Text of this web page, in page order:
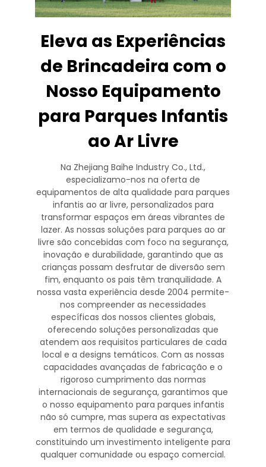
Eleva as Experiências
de Brincadeira com o
Nosso Equipamento
para Parques Infantis
ao Ar Livre
Na Zhejiang Baihe Industry Co., Ltd.,
especializamo-nos na oferta de
equipamentos de alta qualidade para parques
infantis ao ar livre, personalizados para
transformar espaços em áreas vibrantes de
lazer. As nossas soluções para parques ao ar
livre são concebidas com foco na segurança,
inovação e durabilidade, garantindo que as
crianças possam desfrutar de diversão sem
fim, enquanto os pais têm tranquilidade. A
nossa vasta experiência desde 2004 permite-
nos compreender as necessidades
específicas dos nossos clientes globais,
oferecendo soluções personalizadas que
atendem aos requisitos particulares de cada
local e a designs temáticos. Com as nossas
capacidades avançadas de fabricação e o
rigoroso cumprimento das normas
internacionais de segurança, garantimos que
o nosso equipamento para parques infantis
não só cumpre, mas supera as expectativas
em termos de qualidade e segurança,
constituindo um investimento inteligente para
qualquer comunidade ou espaço comercial.